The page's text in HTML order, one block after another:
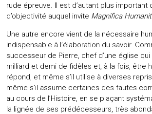
rude épreuve. Il est d’autant plus
d’objectivité auquel invite Magnifica
Une autre encore vient de la nécessaire
indispensable à l’élaboration du savoir.
successeur de Pierre, chef d’une église
milliard et demi de fidèles et, à la fois, être
répond, et même s’il utilise à diverses
même s’il assume certaines des fautes
au cours de l’Histoire, en se plaçant
la lignée de ses prédécesseurs, très